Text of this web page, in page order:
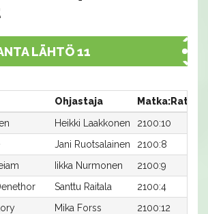
LÄHTÖ 11
Ohjastaja Matka:Rata
Heikki Laakkonen 2100:10
Jani Ruotsalainen 2100:8
Iikka Nurmonen 2100:9
Santtu Raitala 2100:4
Mika Forss 2100:12